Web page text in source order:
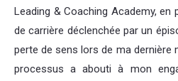
Leading & Coaching Academy, en
de carrière déclenchée par un
perte de sens lors de ma dernière
processus a abouti à mon